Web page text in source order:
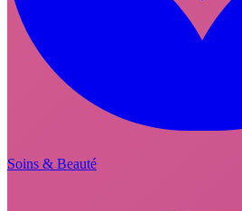
Soins & Beauté